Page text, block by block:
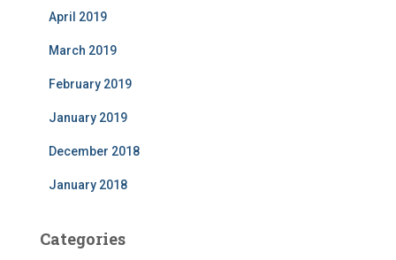
April 2019
March 2019
February 2019
January 2019
December 2018
January 2018
Categories